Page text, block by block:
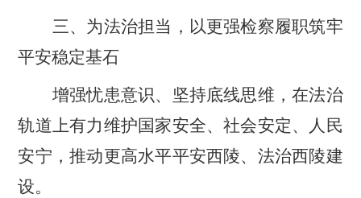
三、为法治担当，以更强检察履职筑牢
平安稳定基石
增强忧患意识、坚持底线思维，在法治
轨道上有力维护国家安全、社会安定、人民
安宁，推动更高水平平安西陵、法治西陵建
设。